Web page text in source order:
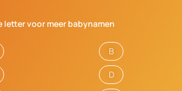
letter voor meer babynamen
B
D